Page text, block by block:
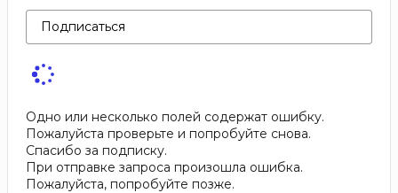
Подписаться
Одно или несколько полей содержат ошибку.
Пожалуйста проверьте и попробуйте снова.
Спасибо за подписку.
При отправке запроса произошла ошибка.
Пожалуйста, попробуйте позже.